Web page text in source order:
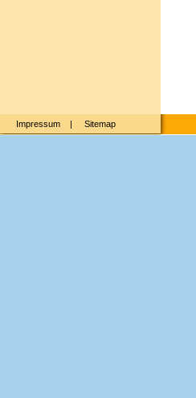
Impressum | Sitemap